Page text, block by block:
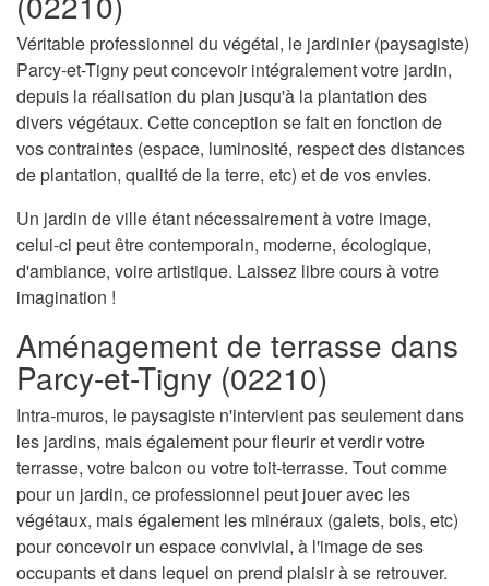
Véritable professionnel du végétal, le jardinier (paysagiste)
Parcy-et-Tigny peut concevoir intégralement votre jardin,
depuis la réalisation du plan jusqu'à la plantation des
divers végétaux. Cette conception se fait en fonction de
vos contraintes (espace, luminosité, respect des distances
de plantation, qualité de la terre, etc) et de vos envies.
Un jardin de ville étant nécessairement à votre image,
celui-ci peut être contemporain, moderne, écologique,
d'ambiance, voire artistique. Laissez libre cours à votre
imagination !
Aménagement de terrasse dans
Parcy-et-Tigny (02210)
Intra-muros, le paysagiste n'intervient pas seulement dans
les jardins, mais également pour fleurir et verdir votre
terrasse, votre balcon ou votre toit-terrasse. Tout comme
pour un jardin, ce professionnel peut jouer avec les
végétaux, mais également les minéraux (galets, bois, etc)
pour concevoir un espace convivial, à l'image de ses
occupants et dans lequel on prend plaisir à se retrouver.